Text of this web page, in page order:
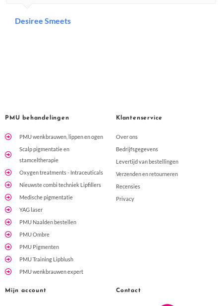
huid voelde direct steviger, gladder en kreeg een prachtige
Desiree Smeets
PMU behandelingen
PMU wenkbrauwen, lippen en ogen
Scalp pigmentatie en
stamceltherapie
Oxygen treatments - Intraceuticals
Nieuwste combi techniek Lipfillers
Medische pigmentatie
YAG laser
PMU Naalden bestellen
PMU Ombre
PMU Pigmenten
PMU Training Lipblush
PMU wenkbrauwen expert
Klantenservice
Over ons
Bedrijfsgegevens
Levertijd van bestellingen
Verzenden en retourneren
Recensies
Privacy
Mijn account Contact